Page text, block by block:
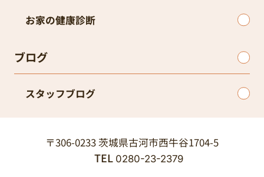
お家の健康診断
ブログ
スタッフブログ
〒306-0233 茨城県古河市西牛谷1704-5
TEL 0280-23-2379